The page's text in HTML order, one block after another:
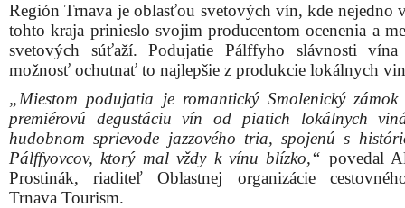
Región Trnava je oblasťou svetových vín, kde nejedno
tohto kraja prinieslo svojim producentom ocenenia a
svetových súťaží. Podujatie Pálffyho slávnosti vína
možnosť ochutnať to najlepšie z produkcie lokálnych
„Miestom podujatia je romantický Smolenický
premiérovú degustáciu vín od piatich lokálnych
hudobnom sprievode jazzového tria, spojenú s
Pálffyovcov, ktorý mal vždy k vínu blízko,“ povedal
Prostinák, riaditeľ Oblastnej organizácie
Trnava Tourism.